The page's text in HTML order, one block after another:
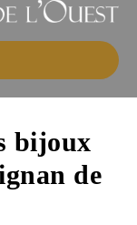
bijoux
de